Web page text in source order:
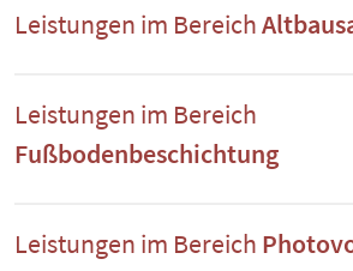
Leistungen im Bereich
Leistungen im Bereich
Fußbodenbeschichtung
Leistungen im Bereich